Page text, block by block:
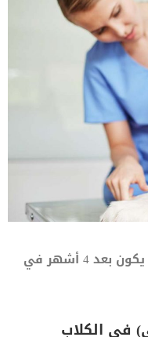
ميعاد حيض الكلاب بعد الولادة ربما يكون بعد 4 أشهر في